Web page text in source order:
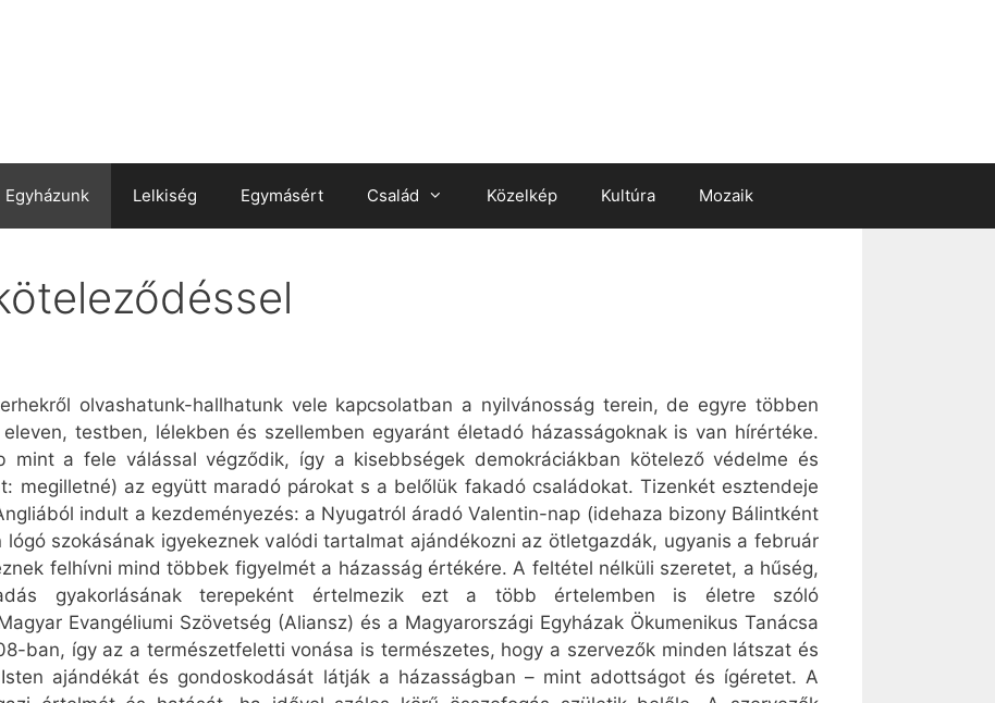
Egyházunk Lelkiség Egymásért Család Közelkép Kultúra Mozaik
olvashatunk-hallhatunk vele kapcsolatban a nyilvánosság terein, de egyre többen
testben, lélekben és szellemben egyaránt életadó házasságoknak is van hírértéke.
mint a fele válással végződik, így a kisebbségek demokráciákban kötelező védelme és
megilletné) az együtt maradó párokat s a belőlük fakadó családokat. Tizenkét esztendeje
indult a kezdeményezés: a Nyugatról áradó Valentin-nap (idehaza bizony Bálintként
szokásának igyekeznek valódi tartalmat ajándékozni az ötletgazdák, ugyanis a február
felhívni mind többek figyelmét a házasság értékére. A feltétel nélküli szeretet, a hűség,
gyakorlásának terepeként értelmezik ezt a több értelemben is életre szóló
Evangéliumi Szövetség (Aliansz) és a Magyarországi Egyházak Ökumenikus Tanácsa
ban, így az a természetfeletti vonása is természetes, hogy a szervezők minden látszat és
ajándékát és gondoskodását látják a házasságban – mint adottságot és ígéretet. A